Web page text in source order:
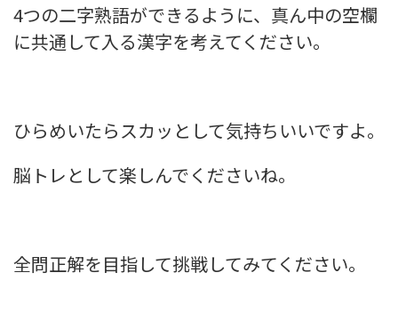
4つの二字熟語ができるように、真ん中の空欄
に共通して入る漢字を考えてください。
ひらめいたらスカッとして気持ちいいですよ。
脳トレとして楽しんでくださいね。
全問正解を目指して挑戦してみてください。